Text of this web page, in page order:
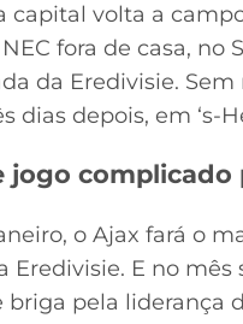
capital volta a
fora de casa,
da Eredivisie.
dias depois, em ‘s-
jogo complicado
o Ajax fará o
Eredivisie. E no
pela liderança